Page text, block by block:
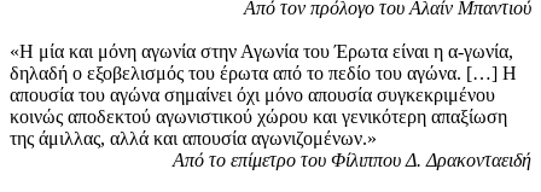
Από τον πρόλογο του Αλαίν Μπαντιού
«Η μία και μόνη αγωνία στην Αγωνία του Έρωτα είναι η α-γωνία,
δηλαδή ο εξοβελισμός του έρωτα από το πεδίο του αγώνα. […] Η
απουσία του αγώνα σημαίνει όχι μόνο απουσία συγκεκριμένου
κοινώς αποδεκτού αγωνιστικού χώρου και γενικότερη απαξίωση
της άμιλλας, αλλά και απουσία αγωνιζομένων.»
Από το επίμετρο του Φίλιππου Δ. Δρακονταειδή